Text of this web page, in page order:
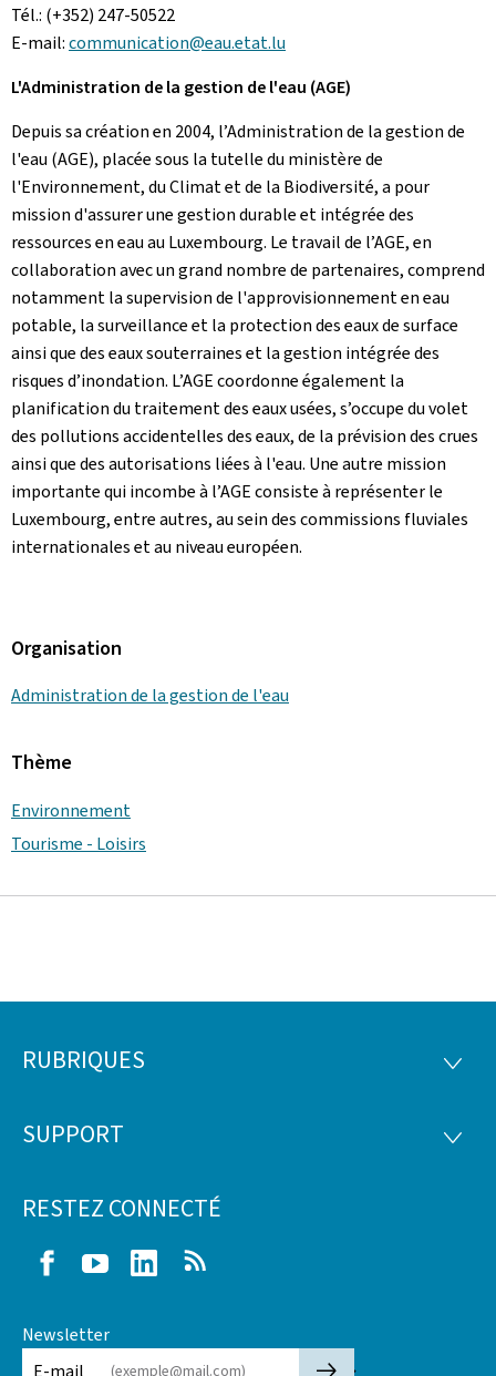
Tél.: (+352) 247-50522
E-mail:communication@eau.etat.lu
L'Administration de la gestion de l'eau (AGE)
Depuis sa création en 2004, l’Administration de la gestion de
l'eau (AGE), placée sous la tutelle du ministère de
l'Environnement, du Climat et de la Biodiversité, a pour
mission d'assurer une gestion durable et intégrée des
ressources en eau au Luxembourg. Le travail de l’AGE, en
collaboration avec un grand nombre de partenaires, comprend
notamment la supervision de l'approvisionnement en eau
potable, la surveillance et la protection des eaux de surface
ainsi que des eaux souterraines et la gestion intégrée des
risques d’inondation. L’AGE coordonne également la
planification du traitement des eaux usées, s’occupe du volet
des pollutions accidentelles des eaux, de la prévision des crues
ainsi que des autorisations liées à l'eau. Une autre mission
importante qui incombe à l’AGE consiste à représenter le
Luxembourg, entre autres, au sein des commissions fluviales
internationales et au niveau européen.
Organisation
Administration de la gestion de l'eau
Thème
Environnement
Tourisme - Loisirs
Pied
page
RUBRIQUES
SUPPORT
RESTEZ CONNECTÉ
FacebookYoutube LinkedIn
Newsletter
E-mail